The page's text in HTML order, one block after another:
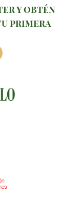
y obtén
primera